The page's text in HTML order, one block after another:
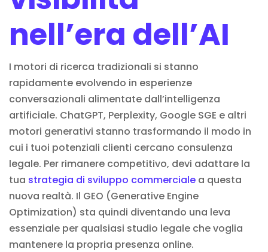
nell’era dell’AI
I motori di ricerca tradizionali si stanno
rapidamente evolvendo in esperienze
conversazionali alimentate dall’intelligenza
artificiale. ChatGPT, Perplexity, Google SGE e altri
motori generativi stanno trasformando il modo in
cui i tuoi potenziali clienti cercano consulenza
legale. Per rimanere competitivo, devi adattare la
tua strategia di sviluppo commerciale a questa
nuova realtà. Il GEO (Generative Engine
Optimization) sta quindi diventando una leva
essenziale per qualsiasi studio legale che voglia
mantenere la propria presenza online.